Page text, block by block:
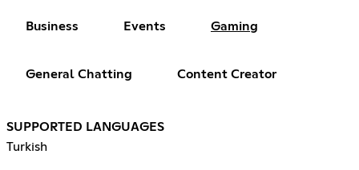
Business Events Gaming
General Chatting Content Creator
SUPPORTED LANGUAGES
Turkish